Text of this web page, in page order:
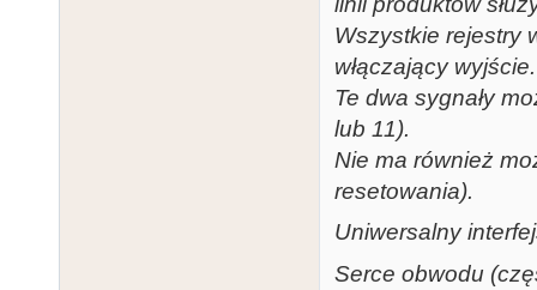
Wszystkie rejestry
włączający wyjście.
Te dwa sygnały
lub 11).
Nie ma również
resetowania).
Uniwersalny
Serce obwodu